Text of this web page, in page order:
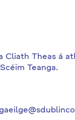
Cliath Theas á
Teanga.